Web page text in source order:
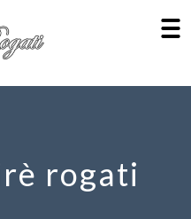
rogati